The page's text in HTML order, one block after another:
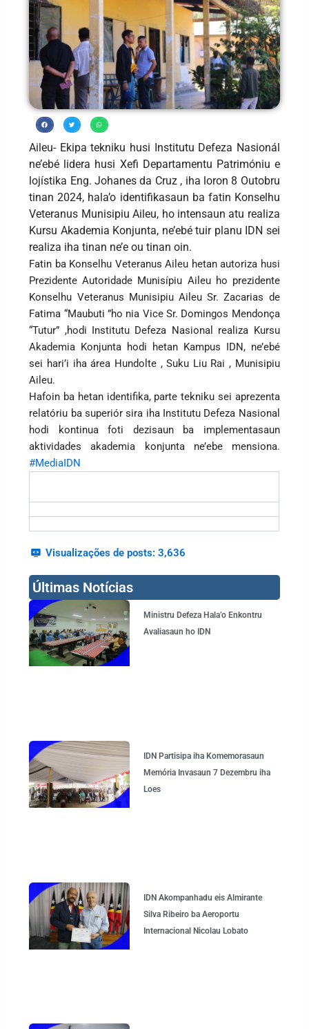
Aileu- Ekipa tekniku husi Institutu Defeza Nasionál
ne’ebé lidera husi Xefi Departamentu Patrimóniu e
lojístika Eng. Johanes da Cruz , iha loron 8 Outobru
tinan 2024, hala’o identifikasaun ba fatin Konselhu
Veteranus Munisipiu Aileu, ho intensaun atu realiza
Kursu Akademia Konjunta, ne’ebé tuir planu IDN sei
realiza iha tinan ne’e ou tinan oin.
Fatin ba Konselhu Veteranus Aileu hetan autoriza husi
Prezidente Autoridade Munisípiu Aileu ho prezidente
Konselhu Veteranus Munisipiu Aileu Sr. Zacarias de
Fatima “Maubuti ”ho nia Vice Sr. Domingos Mendonça
“Tutur” ,hodi Institutu Defeza Nasional realiza Kursu
Akademia Konjunta hodi hetan Kampus IDN, ne’ebé
sei hari’i iha área Hundolte , Suku Liu Rai , Munisipiu
Aileu.
Hafoin ba hetan identifika, parte tekniku sei aprezenta
relatóriu ba superiór sira iha Institutu Defeza Nasional
hodi kontinua foti dezisaun ba implementasaun
aktividades akademia konjunta ne’ebe mensiona.
#MediaIDN
Visualizações de posts: 3,636
Últimas Notícias
Ministru Defeza Hala’o Enkontru
Avaliasaun ho IDN
IDN Partisipa iha Komemorasaun
Memória Invasaun 7 Dezembru iha
Loes
IDN Akompanhadu eis Almirante
Silva Ribeiro ba Aeroportu
Internacional Nicolau Lobato
Page